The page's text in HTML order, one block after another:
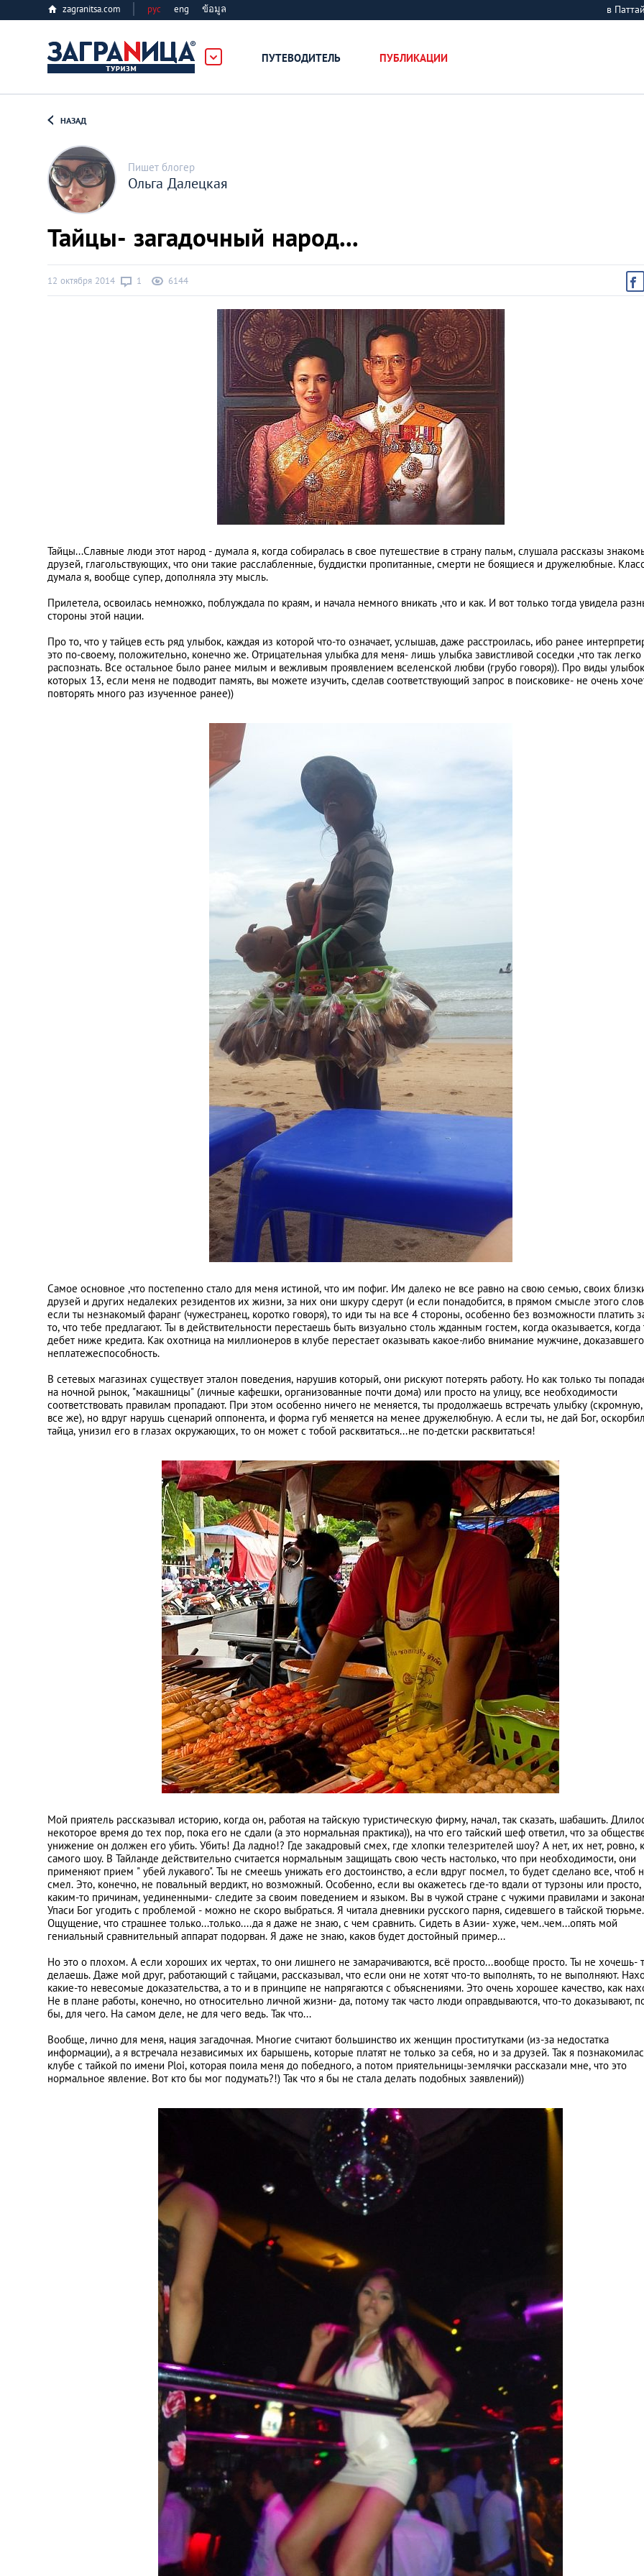
zagranitsa.com рус eng ข้อมูล в
ПУТЕВОДИТЕЛЬ ПУБЛИКАЦИИ
Пхукет
Санкт-Петербург
НАЗАД
Пишет блогер
Ольга Далецкая
Тайцы- загадочный народ...
12 октября 2014 1 6144
Тайцы...Славные люди этот народ - думала я, когда собиралась в свое путешествие в страну пальм, слушала рассказы
друзей, глагольствующих, что они такие расслабленные, буддистки пропитанные, смерти не боящиеся и дружелюбные.
думала я, вообще супер, дополняла эту мысль.
Прилетела, освоилась немножко, поблуждала по краям, и начала немного вникать ,что и как. И вот только тогда увидела
стороны этой нации.
Про то, что у тайцев есть ряд улыбок, каждая из которой что-то означает, услышав, даже расстроилась, ибо ранее
это по-своему, положительно, конечно же. Отрицательная улыбка для меня- лишь улыбка завистливой соседки ,что так легко
распознать. Все остальное было ранее милым и вежливым проявлением вселенской любви (грубо говоря)). Про виды
которых 13, если меня не подводит память, вы можете изучить, сделав соответствующий запрос в поисковике- не очень
повторять много раз изученное ранее))
Самое основное ,что постепенно стало для меня истиной, что им пофиг. Им далеко не все равно на свою семью, своих
друзей и других недалеких резидентов их жизни, за них они шкуру сдерут (и если понадобится, в прямом смысле этого
если ты незнакомый фаранг (чужестранец, коротко говоря), то иди ты на все 4 стороны, особенно без возможности платить
то, что тебе предлагают. Ты в действительности перестаешь быть визуально столь жданным гостем, когда оказывается, когда
дебет ниже кредита. Как охотница на миллионеров в клубе перестает оказывать какое-либо внимание мужчине,
неплатежеспособность.
В сетевых магазинах существует эталон поведения, нарушив который, они рискуют потерять работу. Но как только ты
на ночной рынок, "макашницы" (личные кафешки, организованные почти дома) или просто на улицу, все необходимости
соответствовать правилам пропадают. При этом особенно ничего не меняется, ты продолжаешь встречать улыбку
все же), но вдруг нарушь сценарий оппонента, и форма губ меняется на менее дружелюбную. А если ты, не дай Бог, оскорбил
тайца, унизил его в глазах окружающих, то он может с тобой расквитаться...не по-детски расквитаться!
Мой приятель рассказывал историю, когда он, работая на тайскую туристическую фирму, начал, так сказать, шабашить.
некоторое время до тех пор, пока его не сдали (а это нормальная практика)), на что его тайский шеф ответил, что за
унижение он должен его убить. Убить! Да ладно!? Где закадровый смех, где хлопки телезрителей шоу? А нет, их нет, ровно,
самого шоу. В Тайланде действительно считается нормальным защищать свою честь настолько, что при необходимости, они
применяют прием " убей лукавого". Ты не смеешь унижать его достоинство, а если вдруг посмел, то будет сделано все, чтоб
смел. Это, конечно, не повальный вердикт, но возможный. Особенно, если вы окажетесь где-то вдали от турзоны или просто,
каким-то причинам, уединенными- следите за своим поведением и языком. Вы в чужой стране с чужими правилами и
Упаси Бог угодить с проблемой - можно не скоро выбраться. Я читала дневники русского парня, сидевшего в тайской тюрьме.
Ощущение, что страшнее только...только....да я даже не знаю, с чем сравнить. Сидеть в Азии- хуже, чем..чем...опять мой
гениальный сравнительный аппарат подорван. Я даже не знаю, каков будет достойный пример...
Но это о плохом. А если хороших их чертах, то они лишнего не замарачиваются, всё просто...вообще просто. Ты не хочешь-
делаешь. Даже мой друг, работающий с тайцами, рассказывал, что если они не хотят что-то выполнять, то не выполняют.
какие-то невесомые доказательства, а то и в принципе не напрягаются с объяснениями. Это очень хорошее качество, как
Не в плане работы, конечно, но относительно личной жизни- да, потому так часто люди оправдываются, что-то доказывают,
бы, для чего. На самом деле, не для чего ведь. Так что...
Вообще, лично для меня, нация загадочная. Многие считают большинство их женщин проститутками (из-за недостатка
информации), а я встречала независимых их барышень, которые платят не только за себя, но и за друзей. Так я
клубе с тайкой по имени Ploi, которая поила меня до победного, а потом приятельницы-землячки рассказали мне, что это
нормальное явление. Вот кто бы мог подумать?!) Так что я бы не стала делать подобных заявлений))